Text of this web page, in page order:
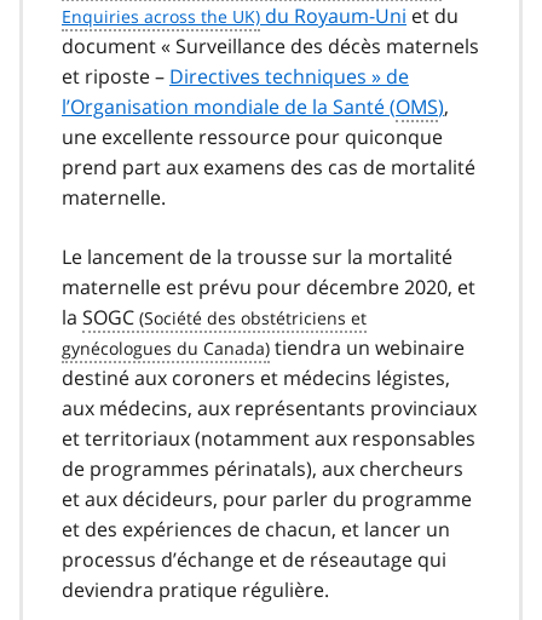
du Royaum-Uni et du
document « Surveillance des décès maternels
et riposte – Directives techniques » de
l’Organisation mondiale de la Santé (OMS),
une excellente ressource pour quiconque
prend part aux examens des cas de mortalité
maternelle.
Le lancement de la trousse sur la mortalité
maternelle est prévu pour décembre 2020, et
la SOGC
tiendra un webinaire
destiné aux coroners et médecins légistes,
aux médecins, aux représentants provinciaux
et territoriaux (notamment aux responsables
de programmes périnatals), aux chercheurs
et aux décideurs, pour parler du programme
et des expériences de chacun, et lancer un
processus d’échange et de réseautage qui
deviendra pratique régulière.